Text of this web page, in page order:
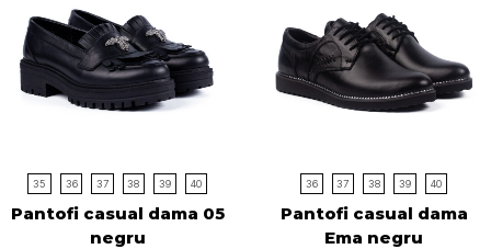
35 36 37 38 39 40
Pantofi casual dama 05
negru
36 37 38 39 40
Pantofi casual dama
Ema negru